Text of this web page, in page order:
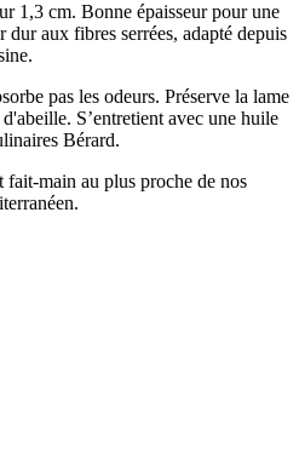
1,3 cm. Bonne épaisseur pour une
aux fibres serrées, adapté depuis
pas les odeurs. Préserve la lame
S’entretient avec une huile
Bérard.
main au plus proche de nos